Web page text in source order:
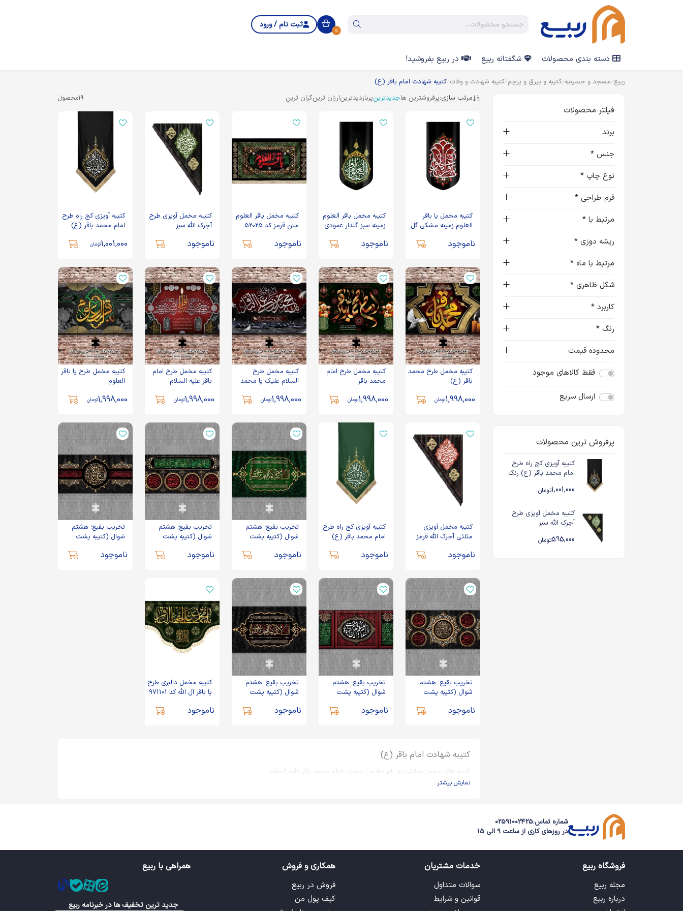
0
ثبت نام / ورود
دسته بندی محصولات شگفتانه ربیع در ربیع بفروشید!
ربیع مسجد و حسینیه کتیبه و بیرق و پرچم کتیبه شهادت و وفات کتیبه شهادت امام باقر (ع)
فیلتر محصولات
برند
جنس *
نوع چاپ *
فرم طراحی *
مرتبط با *
ریشه دوزی *
مرتبط با ماه *
شکل ظاهری *
کاربرد *
رنگ *
محدوده قیمت
فقط کالاهای موجود
ارسال سریع
پرفروش ترین محصولات
کتیبه آویزی کج راه طرح
امام محمد باقر (ع) رنگ
1,001,000تومان
کتیبه مخمل آویزی طرح
آجرک الله سبز
595,000تومان
مرتب سازی:پرفروشترین هاجدیدترینپربازدیدترینارزان ترینگران ترین 19محصول
کتیبه مخمل یا باقر
العلوم زمینه مشکی گل
ناموجود
کتیبه مخمل باقر العلوم
زمینه سبز گلدار عمودی
ناموجود
کتیبه مخمل باقر العلوم
متن قرمز کد 52025
ناموجود
کتیبه مخمل آویزی طرح
آجرک الله سبز
ناموجود
کتیبه آویزی کج راه طرح
امام محمد باقر (ع)
1,001,000تومان
کتیبه مخمل طرح محمد
باقر (ع)
1,998,000تومان
کتیبه مخمل طرح امام
محمد باقر
1,998,000تومان
کتیبه مخمل طرح
السلام علیک یا محمد
1,998,000تومان
کتیبه مخمل طرح امام
باقر علیه السلام
1,998,000تومان
کتیبه مخمل طرح یا باقر
العلوم
1,998,000تومان
کتیبه مخمل آویزی
مثلثی آجرک الله قرمز
ناموجود
کتیبه آویزی کج راه طرح
امام محمد باقر (ع)
ناموجود
تخریب بقیع؛ هشتم
شوال (کتیبه پشت
علیکم یا اهل بیت النبوه
ناموجود
تخریب بقیع؛ هشتم
شوال (کتیبه پشت
مبارک معصومین بقیع
ناموجود
تخریب بقیع؛ هشتم
شوال (کتیبه پشت
علیکم یا ائمة البقیع TB-
ناموجود
تخریب بقیع؛ هشتم
شوال (کتیبه پشت
علیکم یا اهل بیت النبوه
ناموجود
تخریب بقیع؛ هشتم
شوال (کتیبه پشت
علیکم یا اهل بیته النبوه
ناموجود
تخریب بقیع؛ هشتم
شوال (کتیبه پشت
علیکم یا اهل بیت النبوه
ناموجود
کتیبه مخمل دالبری طرح
یا باقر آل الله کد 971101
ناموجود
کتیبه شهادت امام باقر (ع)
کتیبه های مخمل منقش به نام مقدس حضرت امام محمد باقر علیه السلام
نمایش بیشتر
شماره تماس:02591002425
در روزهای کاری از ساعت 9 الی 15
فروشگاه ربیع
مجله ربیع
درباره ربیع
خدمات مشتریان
سوالات متداول
قوانین و شرایط
همکاری و فروش
فروش در ربیع
کیف پول من
همراهی با ربیع
جدید ترین تخفیف ها در خبرنامه ربیع